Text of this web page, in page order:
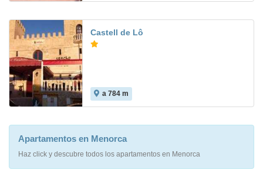
Castell de Lô
a 784 m
Apartamentos en Menorca
Haz click y descubre todos los apartamentos en Menorca